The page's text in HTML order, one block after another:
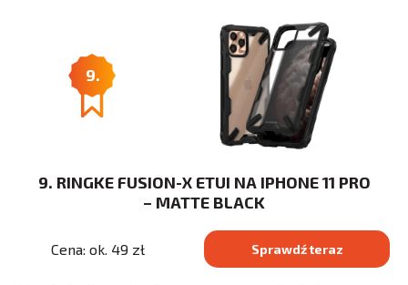
9.
9. RINGKE FUSION-X ETUI NA IPHONE 11 PRO
– MATTE BLACK
Cena: ok. 49 zł Sprawdź teraz